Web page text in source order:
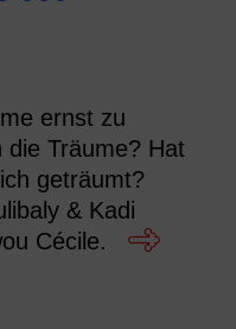
ernst zu
Träume? Hat
geträumt?
& Kadi
Cécile.